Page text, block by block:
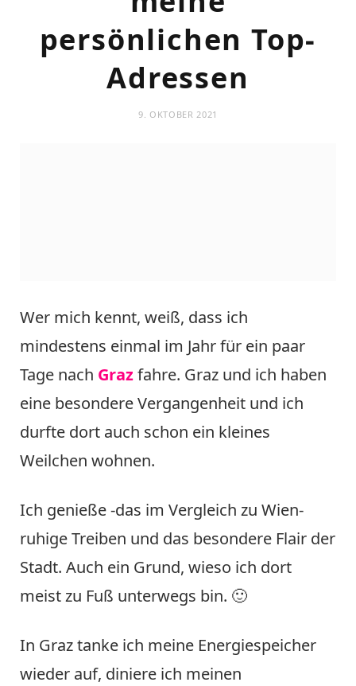
persönlichen Top-
Adressen
9. OKTOBER 2021
Wer mich kennt, weiß, dass ich
mindestens einmal im Jahr für ein paar
Tage nach Grazfahre. Graz und ich haben
eine besondere Vergangenheit und ich
durfte dort auch schon ein kleines
Weilchen wohnen.
Ich genieße -das im Vergleich zu Wien-
ruhige Treiben und das besondere Flair der
Stadt. Auch ein Grund, wieso ich dort
meist zu Fuß unterwegs bin. 🙂
In Graz tanke ich meine Energiespeicher
wieder auf, diniere ich meinen